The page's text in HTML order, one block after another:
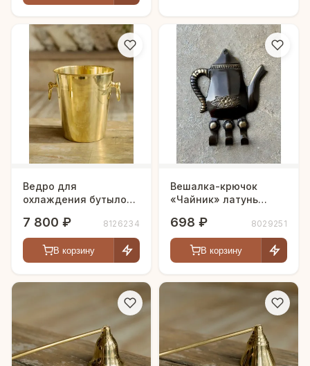
Ведро для
охлаждения бутылок
полированная h-20 см
7 800 ₽ 8126234
В корзину
Вешалка-крючок
«Чайник» латунь
698 ₽ 8029251
В корзину